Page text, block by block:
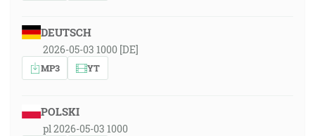
DEUTSCH
2026-05-03 1000 [DE]
MP3 YT
POLSKI
pl 2026-05-03 1000